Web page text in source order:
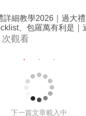
詳細教學2026｜過大
、包羅萬有利是｜
話觀看
下一篇文章載入中